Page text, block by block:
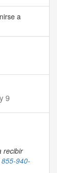
a
9
recibir
855-940-